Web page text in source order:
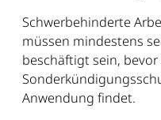
Schwerbehinderte
müssen mindestens
beschäftigt sein, bevor
Anwendung findet.